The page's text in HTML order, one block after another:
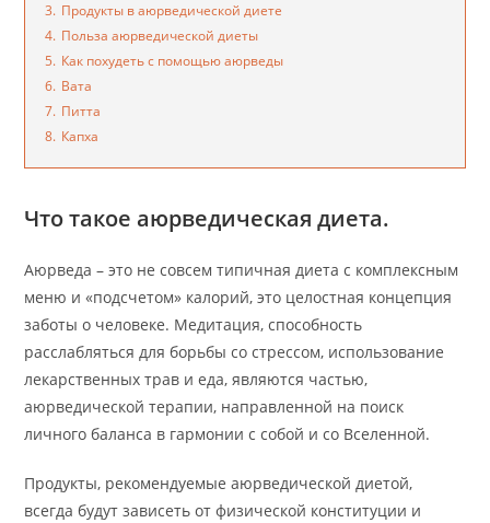
3. Продукты в аюрведической диете
4. Польза аюрведической диеты
5. Как похудеть с помощью аюрведы
6. Вата
7. Питта
8. Капха
Что такое аюрведическая диета.
Аюрведа – это не совсем типичная диета с комплексным
меню и «подсчетом» калорий, это целостная концепция
заботы о человеке. Медитация, способность
расслабляться для борьбы со стрессом, использование
лекарственных трав и еда, являются частью,
аюрведической терапии, направленной на поиск
личного баланса в гармонии с собой и со Вселенной.
Продукты, рекомендуемые аюрведической диетой,
всегда будут зависеть от физической конституции и